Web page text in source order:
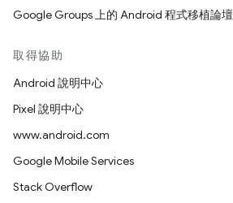
Google Groups 上的 Android 程式移植論壇
取得協助
Android 說明中心
Pixel 說明中心
www.android.com
Google Mobile Services
Stack Overflow